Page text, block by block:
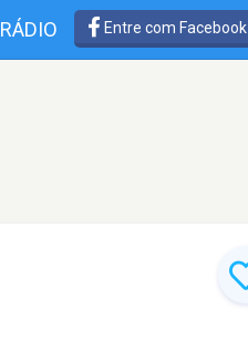
RÁDIO Entre com Facebook